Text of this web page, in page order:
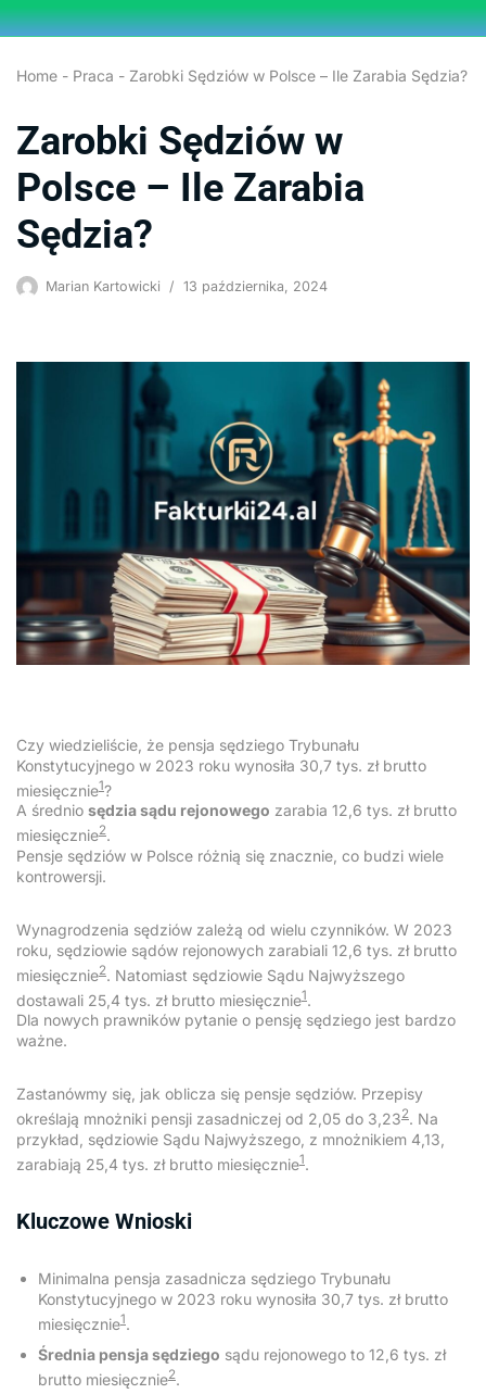
do
Home - Praca - Zarobki Sędziów w Polsce – Ile Zarabia Sędzia?
Zarobki Sędziów w
Polsce – Ile Zarabia
Sędzia?
Marian Kartowicki 13 października, 2024
Czy wiedzieliście, że pensja sędziego Trybunału
Konstytucyjnego w 2023 roku wynosiła 30,7 tys. zł brutto
miesięcznie1?
A średnio sędzia sądu rejonowego zarabia 12,6 tys. zł brutto
miesięcznie2.
Pensje sędziów w Polsce różnią się znacznie, co budzi wiele
kontrowersji.
Wynagrodzenia sędziów zależą od wielu czynników. W 2023
roku, sędziowie sądów rejonowych zarabiali 12,6 tys. zł brutto
miesięcznie2. Natomiast sędziowie Sądu Najwyższego
dostawali 25,4 tys. zł brutto miesięcznie1
Dla nowych prawników pytanie o pensję sędziego jest bardzo
ważne.
Zastanówmy się, jak oblicza się pensje sędziów. Przepisy
określają mnożniki pensji zasadniczej od 2,05 do 3,232. Na
przykład, sędziowie Sądu Najwyższego, z mnożnikiem 4,13,
zarabiają 25,4 tys. zł brutto miesięcznie1.
Kluczowe Wnioski
Minimalna pensja zasadnicza sędziego Trybunału
Konstytucyjnego w 2023 roku wynosiła 30,7 tys. zł brutto
miesięcznie1
Średnia pensja sędziego sądu rejonowego to 12,6 tys. zł
brutto miesięcznie2.